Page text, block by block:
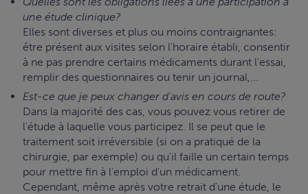
une étude clinique?
Elles sont diverses et plus ou moins contraignantes:
être présent aux visites selon l'horaire établi, consentir
à ne pas prendre certains médicaments durant l'essai,
remplir des questionnaires ou tenir un journal,...
Est-ce que je peux changer d'avis en cours de route?
Dans la majorité des cas, vous pouvez vous retirer de
l'étude à laquelle vous participez. Il se peut que le
traitement soit irréversible (si on a pratiqué de la
chirurgie, par exemple) ou qu'il faille un certain temps
pour mettre fin à l'emploi d'un médicament.
Cependant, même après votre retrait d'une étude, le